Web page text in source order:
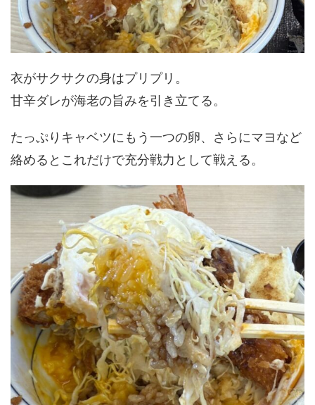
衣がサクサクの身はプリプリ。
甘辛ダレが海老の旨みを引き立てる。
たっぷりキャベツにもう一つの卵、さらにマヨなど
絡めるとこれだけで充分戦力として戦える。